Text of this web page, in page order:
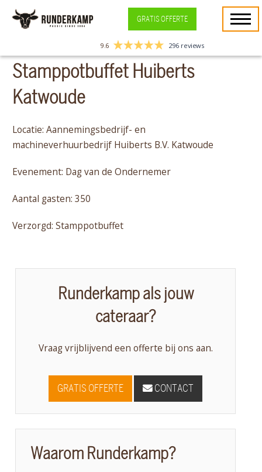
GRATIS OFFERTE
9.6 296 reviews
Stamppotbuffet Huiberts
Katwoude
Locatie: Aannemingsbedrijf- en
machineverhuurbedrijf Huiberts B.V. Katwoude
Evenement: Dag van de Ondernemer
Aantal gasten: 350
Verzorgd: Stamppotbuffet
Runderkamp als jouw
cateraar?
Vraag vrijblijvend een offerte bij ons aan.
GRATIS OFFERTE CONTACT
Waarom Runderkamp?